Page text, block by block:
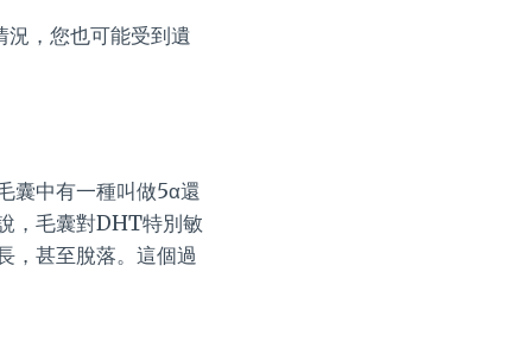
，您也可能受到遺
囊中有一種叫做5α還
，毛囊對DHT特別敏
，甚至脫落。這個過